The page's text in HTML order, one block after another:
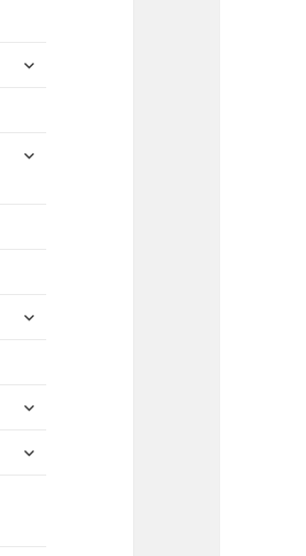
раскрыть
раскрыть
раскрыть
раскрыть
меню
раскрыть